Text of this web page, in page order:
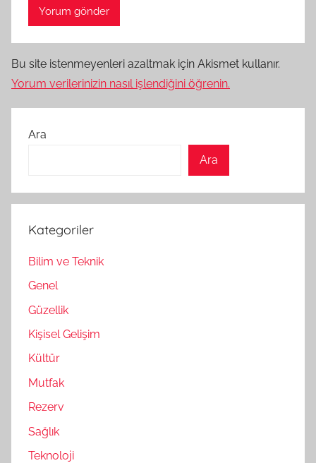
Bu site istenmeyenleri azaltmak için Akismet kullanır.
Yorum verilerinizin nasıl işlendiğini öğrenin.
Ara
Ara
Kategoriler
Bilim ve Teknik
Genel
Güzellik
Kişisel Gelişim
Kültür
Mutfak
Rezerv
Sağlık
Teknoloji